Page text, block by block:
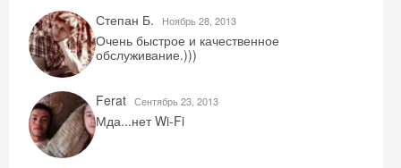
Степан Б.
Ноябрь 28, 2013
Очень быстрое и качественное
обслуживание.)))
Ferat Сентябрь 23, 2013
Мда...нет Wi-Fi
Получить промокод